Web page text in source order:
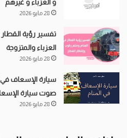
و العزباء و غيرهم
28 مايو 2026
تفسير رؤية
العزباء والمتزوجة
28 مايو 2026
سيارة الإسعاف
صوت سيارة
28 مايو 2026